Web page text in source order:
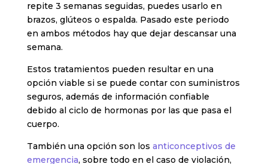
repite 3 semanas seguidas, puedes usarlo en
brazos, glúteos o espalda. Pasado este periodo
en ambos métodos hay que dejar descansar una
semana.
Estos tratamientos pueden resultar en una
opción viable si se puede contar con suministros
seguros, además de información confiable
debido al ciclo de hormonas por las que pasa el
cuerpo.
También una opción son los anticonceptivos de
emergencia, sobre todo en el caso de violación,